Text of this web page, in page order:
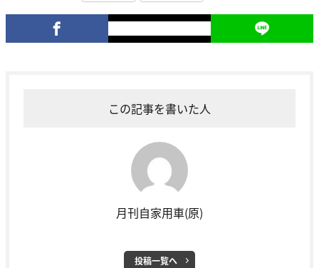
この記事を書いた人
月刊自家用車(原)
投稿一覧へ